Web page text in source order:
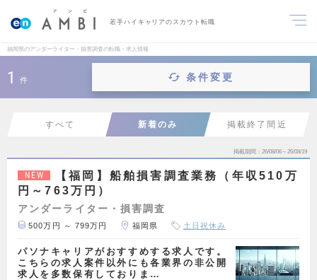
若手ハイキャリアのスカウト転職
福岡県のアンダーライター・損害調査の転職・求人情報
1 件 条件変更
すべて 新着のみ 掲載終了間近
掲載期間 26/08/06～26/08/19
NEW
【福岡】船舶損害調査業務（年収510万
円～763万円）
アンダーライター・損害調査
500万円 ～ 799万円 福岡県 土日祝休み
パソナキャリアがおすすめする求人です。
こちらの求人案件以外にも各業界の非公開
求人を多数保有しておりま…